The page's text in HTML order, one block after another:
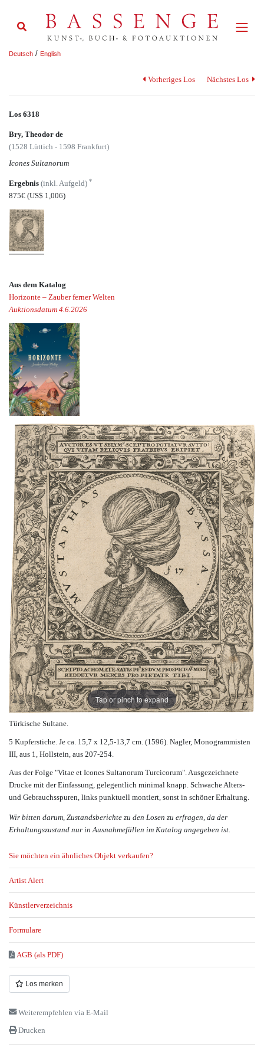
Deutsch / English
Vorheriges Los Nächstes Los
Los 6318
Bry, Theodor de
(1528 Lüttich - 1598 Frankfurt)
Icones Sultanorum
Ergebnis (inkl. Aufgeld) *
875€ (US$ 1,006)
Aus dem Katalog
Horizonte – Zauber ferner Welten
Auktionsdatum 4.6.2026
Tap or pinch to expand
Türkische Sultane.
5 Kupferstiche. Je ca. 15,7 x 12,5-13,7 cm. (1596). Nagler, Monogrammisten
III, aus 1, Hollstein, aus 207-254.
Aus der Folge "Vitae et Icones Sultanorum Turcicorum". Ausgezeichnete
Drucke mit der Einfassung, gelegentlich minimal knapp. Schwache Alters-
und Gebrauchsspuren, links punktuell montiert, sonst in schöner Erhaltung.
Wir bitten darum, Zustandsberichte zu den Losen zu erfragen, da der
Erhaltungszustand nur in Ausnahmefällen im Katalog angegeben ist.
Sie möchten ein ähnliches Objekt verkaufen?
Artist Alert
Künstlerverzeichnis
Formulare
AGB (als PDF)
Los merken
Weiterempfehlen via E-Mail
Drucken